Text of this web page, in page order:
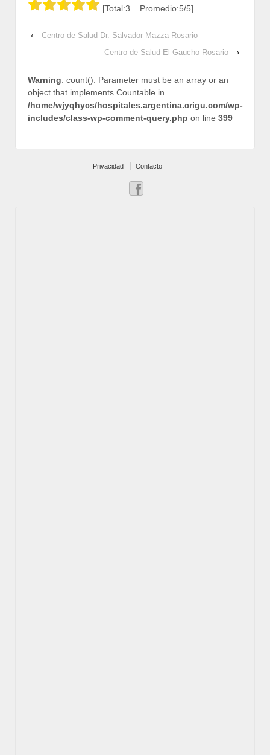
[Total:3 Promedio:5/5]
‹
Centro de Salud Dr. Salvador Mazza Rosario
Centro de Salud El Gaucho Rosario
›
Warning: count(): Parameter must be an array or an
object that implements Countable in
/home/wjyqhycs/hospitales.argentina.crigu.com/wp-
includes/class-wp-comment-query.php on line 399
Privacidad Contacto